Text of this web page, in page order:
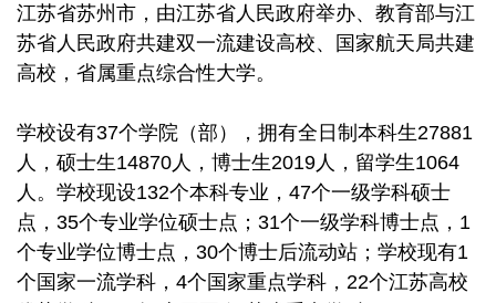
江苏省苏州市，由江苏省人民政府举办、教育部与江
苏省人民政府共建双一流建设高校、国家航天局共建
高校，省属重点综合性大学。
学校设有37个学院（部），拥有全日制本科生27881
人，硕士生14870人，博士生2019人，留学生1064
人。学校现设132个本科专业，47个一级学科硕士
点，35个专业学位硕士点；31个一级学科博士点，1
个专业学位博士点，30个博士后流动站；学校现有1
个国家一流学科，4个国家重点学科，22个江苏高校